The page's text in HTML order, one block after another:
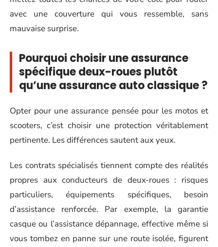
avec une couverture qui vous ressemble, sans
mauvaise surprise.
Pourquoi choisir une assurance
spécifique deux-roues plutôt
qu’une assurance auto classique ?
Opter pour une assurance pensée pour les motos et
scooters, c’est choisir une protection véritablement
pertinente. Les différences sautent aux yeux.
Les contrats spécialisés tiennent compte des réalités
propres aux conducteurs de deux-roues : risques
particuliers, équipements spécifiques, besoin
d’assistance renforcée. Par exemple, la garantie
casque ou l’assistance dépannage, effective même si
vous tombez en panne sur une route isolée, figurent